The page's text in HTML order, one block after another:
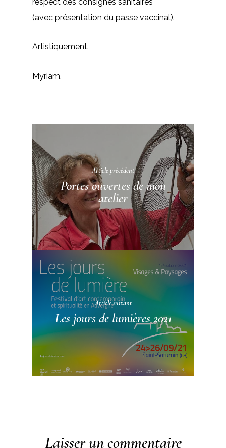
(avec présentation du passe vaccinal).
Artistiquement.
Myriam.
Article précédent
Portes ouvertes de mon
atelier
Article suivant
Les jours de lumières 2021
Laisser un commentaire